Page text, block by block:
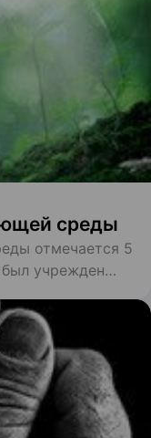
среды
отмечается 5
учрежден